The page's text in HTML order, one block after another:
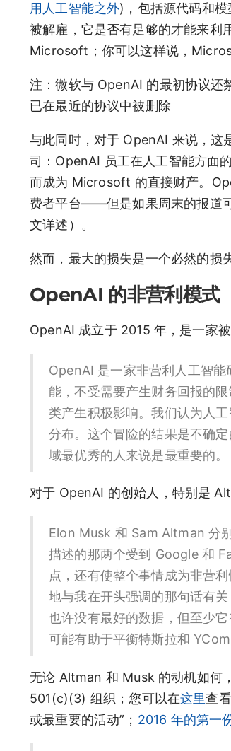
用人工智能之外)，包括源代码和
被解雇，它是否有足够的才能来利
Microsoft；你可以这样说，
注：微软与 OpenAI 的最初协议还
已在最近的协议中被删除
与此同时，对于 OpenAI 来说，
司：OpenAI 员工在人工智能方面
而成为 Microsoft 的直接财产。
费者平台——但是如果周末的报道
文详述）。
然而，最大的损失是一个必然的损
OpenAI 的非营利模式
OpenAI 成立于 2015 年，是一家
OpenAI 是一家非营利人工智
能，不受需要产生财务回报的
类产生积极影响。我们认为人
分布。这个冒险的结果是不确
域最优秀的人来说是最重要的。
对于 OpenAI 的创始人，特别是
Elon Musk 和 Sam Altman 分
描述的那两个受到 Google 和
点，还有使整个事情成为非营
地与我在开头强调的那句话有
也许没有最好的数据，但至少
可能有助于平衡特斯拉和
无论 Altman 和 Musk 的动机如何
501(c)(3) 组织；您可以在这里查
或最重要的活动”； 2016 年的第一